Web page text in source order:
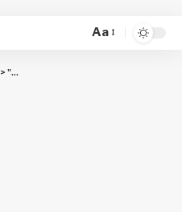
Aa
> "Hayatta Kesin Olan İki Şey Vardır; Ölüm ve Vergi"